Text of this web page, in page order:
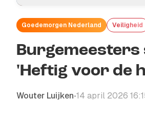
Goedemorgen Nederland Veiligheid
Burgemeesters
'Heftig voor de
Wouter Luijken•14 april 2026